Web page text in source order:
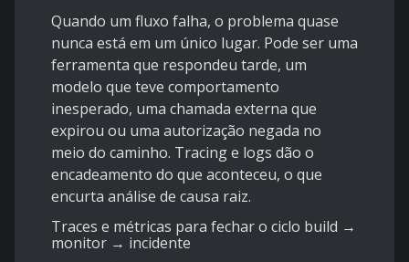
Quando um fluxo falha, o problema quase
nunca está em um único lugar. Pode ser uma
ferramenta que respondeu tarde, um
modelo que teve comportamento
inesperado, uma chamada externa que
expirou ou uma autorização negada no
meio do caminho. Tracing e logs dão o
encadeamento do que aconteceu, o que
encurta análise de causa raiz.
Traces e métricas para fechar o ciclo build →
monitor → incidente